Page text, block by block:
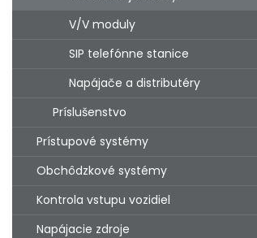
V/V moduly
SIP telefónne stanice
Napájače a distributéry
Príslušenstvo
Prístupové systémy
Obchôdzkové systémy
Kontrola vstupu vozidiel
Napájacie zdroje